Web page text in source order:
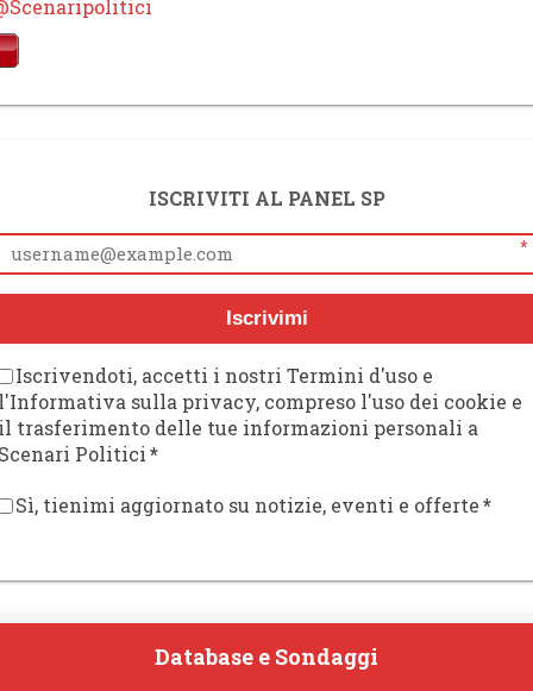
ISCRIVITI AL PANEL SP
*
Iscrivimi
Iscrivendoti, accetti i nostri Termini d'uso e
sulla privacy, compreso l'uso dei cookie e
trasferimento delle tue informazioni personali a
Politici*
Sì, tienimi aggiornato su notizie, eventi e offerte*
Database e Sondaggi